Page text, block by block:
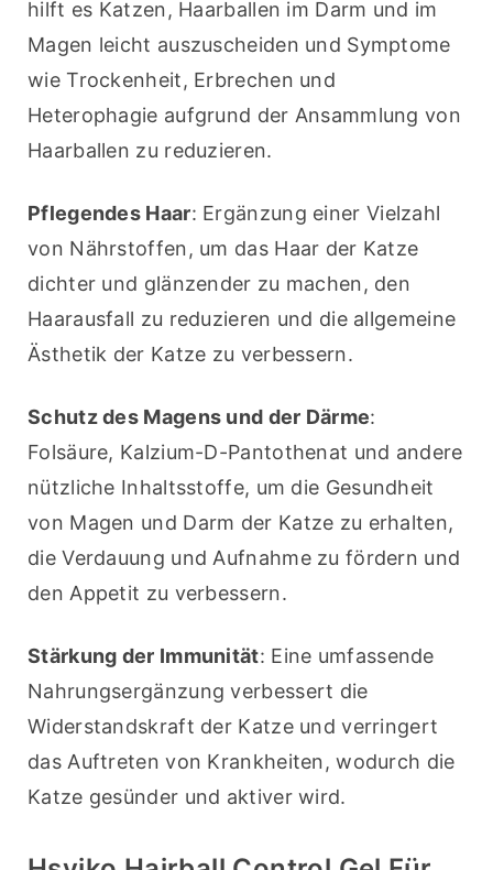
hilft es Katzen, Haarballen im Darm und im
Magen leicht auszuscheiden und Symptome
wie Trockenheit, Erbrechen und
Heterophagie aufgrund der Ansammlung von
Haarballen zu reduzieren.
Pflegendes Haar: Ergänzung einer Vielzahl
von Nährstoffen, um das Haar der Katze
dichter und glänzender zu machen, den
Haarausfall zu reduzieren und die allgemeine
Ästhetik der Katze zu verbessern.
Schutz des Magens und der Därme:
Folsäure, Kalzium-D-Pantothenat und andere
nützliche Inhaltsstoffe, um die Gesundheit
von Magen und Darm der Katze zu erhalten,
die Verdauung und Aufnahme zu fördern und
den Appetit zu verbessern.
Stärkung der Immunität: Eine umfassende
Nahrungsergänzung verbessert die
Widerstandskraft der Katze und verringert
das Auftreten von Krankheiten, wodurch die
Katze gesünder und aktiver wird.